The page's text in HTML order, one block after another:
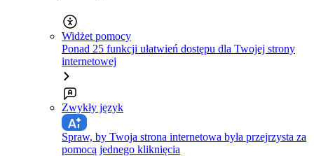
Widżet pomocy
Ponad 25 funkcji ułatwień dostępu dla Twojej strony
internetowej
Zwykły język
Spraw, by Twoja strona internetowa była przejrzysta za
pomocą jednego kliknięcia